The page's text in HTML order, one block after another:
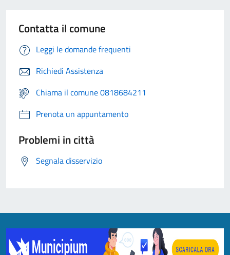
Contatta il comune
Leggi le domande frequenti
Richiedi Assistenza
Chiama il comune 0818684211
Prenota un appuntamento
Problemi in città
Segnala disservizio